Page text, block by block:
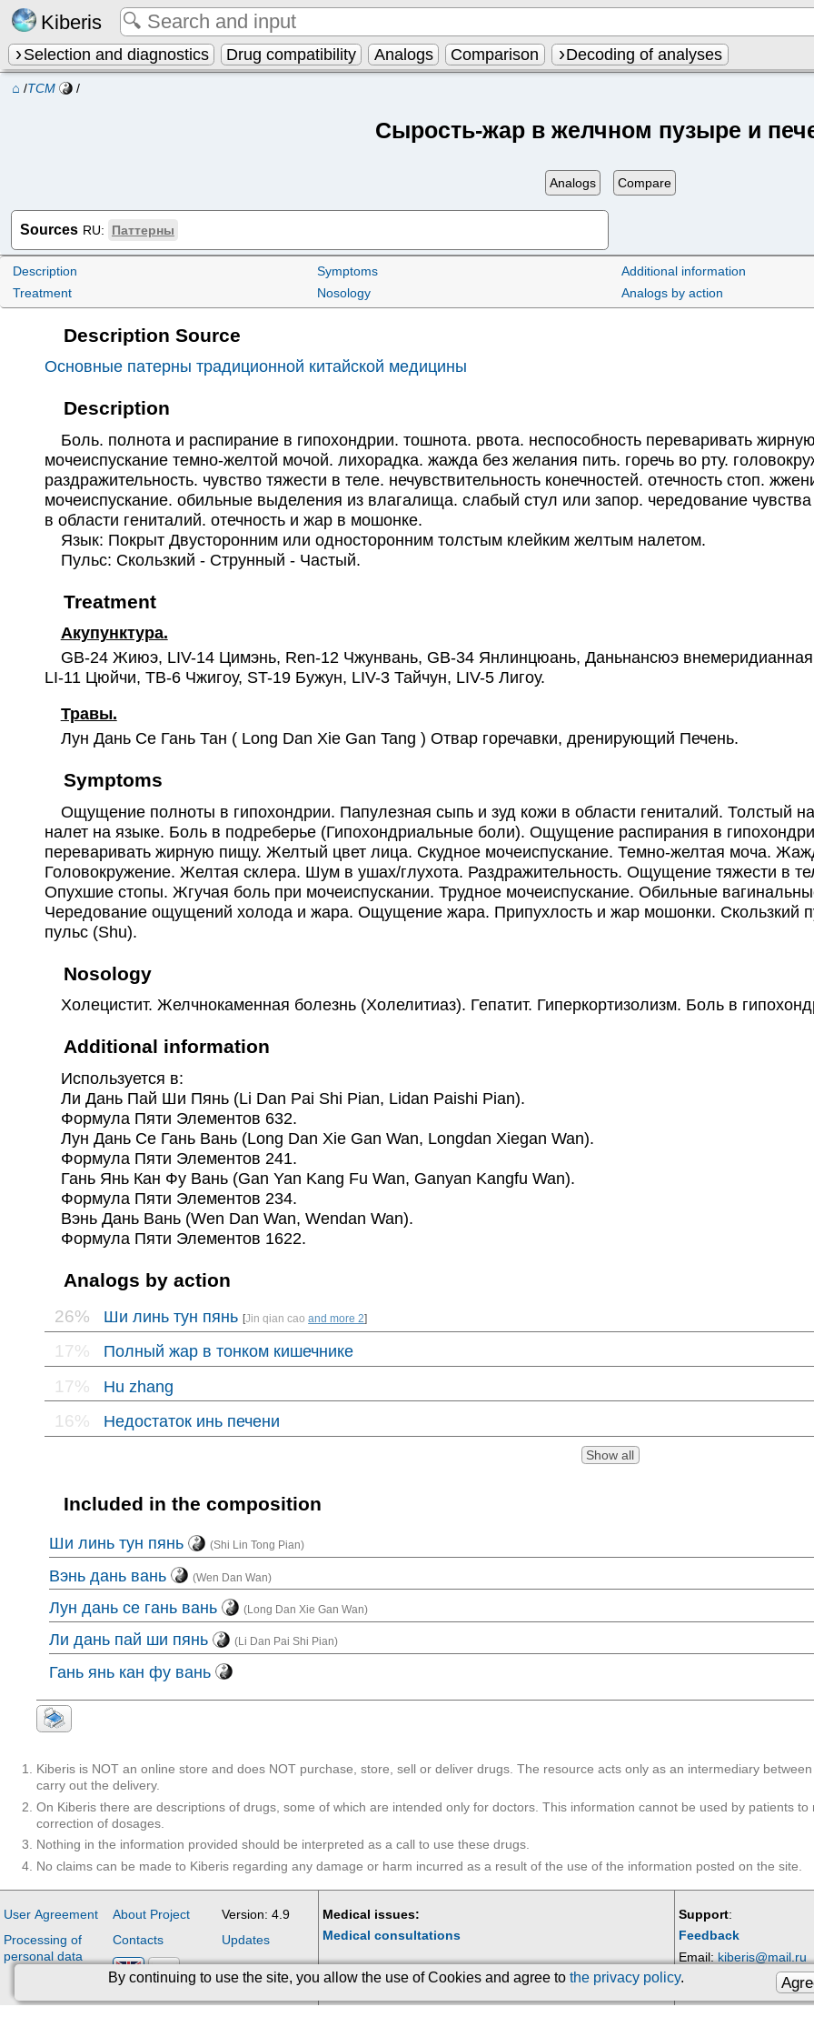
Kiberis
Selection and diagnostics Drug compatibility Analogs Comparison Decoding of analyses
By continuing to use the site, you allow the use of Cookies and agree to the privacy policy.
⌂ /TCM /
Сырость-жар в желчном пузыре и
Analogs Compare
Sources RU: Паттерны
Description
Treatment
Symptoms
Nosology
Additional information
Analogs by action
Description Source
Основные патерны традиционной китайской медицины
Description
Боль. полнота и распирание в гипохондрии. тошнота. рвота. неспособность переваривать
мочеиспускание темно-желтой мочой. лихорадка. жажда без желания пить. горечь во рту.
раздражительность. чувство тяжести в теле. нечувствительность конечностей. отечность стоп.
мочеиспускание. обильные выделения из влагалища. слабый стул или запор. чередование
в области гениталий. отечность и жар в мошонке.
Язык: Покрыт Двусторонним или односторонним толстым клейким желтым налетом.
Пульс: Скользкий - Струнный - Частый.
Treatment
Акупунктура.
GB-24 Жиюэ, LIV-14 Цимэнь, Ren-12 Чжунвань, GB-34 Янлинцюань, Даньнансюэ
LI-11 Цюйчи, TB-6 Чжигоу, ST-19 Бужун, LIV-3 Тайчун, LIV-5 Лигоу.
Травы.
Лун Дань Се Гань Тан ( Long Dan Xie Gan Tang ) Отвар горечавки, дренирующий Печень.
Symptoms
Ощущение полноты в гипохондрии. Папулезная сыпь и зуд кожи в области гениталий. Толстый
налет на языке. Боль в подреберье (Гипохондриальные боли). Ощущение распирания в
переваривать жирную пищу. Желтый цвет лица. Скудное мочеиспускание. Темно-желтая моча.
Головокружение. Желтая склера. Шум в ушах/глухота. Раздражительность. Ощущение тяжести в
Опухшие стопы. Жгучая боль при мочеиспускании. Трудное мочеиспускание. Обильные
Чередование ощущений холода и жара. Ощущение жара. Припухлость и жар мошонки. Скользкий
пульс (Shu).
Nosology
Холецистит. Желчнокаменная болезнь (Холелитиаз). Гепатит. Гиперкортизолизм. Боль в
Additional information
Используется в:
Ли Дань Пай Ши Пянь (Li Dan Pai Shi Pian, Lidan Paishi Pian).
Формула Пяти Элементов 632.
Лун Дань Се Гань Вань (Long Dan Xie Gan Wan, Longdan Xiegan Wan).
Формула Пяти Элементов 241.
Гань Янь Кан Фу Вань (Gan Yan Kang Fu Wan, Ganyan Kangfu Wan).
Формула Пяти Элементов 234.
Вэнь Дань Вань (Wen Dan Wan, Wendan Wan).
Формула Пяти Элементов 1622.
Analogs by action
26% Ши линь тун пянь [Jin qian cao and more 2]
17% Полный жар в тонком кишечнике
17% Hu zhang
16% Недостаток инь печени
Show all
Included in the composition
Ши линь тун пянь (Shi Lin Tong Pian)
Вэнь дань вань (Wen Dan Wan)
Лун дань се гань вань (Long Dan Xie Gan Wan)
Ли дань пай ши пянь (Li Dan Pai Shi Pian)
Гань янь кан фу вань
Kiberis is NOT an online store and does NOT purchase, store, sell or deliver drugs. The resource acts only as an intermediary
carry out the delivery.
On Kiberis there are descriptions of drugs, some of which are intended only for doctors. This information cannot be used by patients
correction of dosages.
Nothing in the information provided should be interpreted as a call to use these drugs.
No claims can be made to Kiberis regarding any damage or harm incurred as a result of the use of the information posted on the site.
User Agreement
Processing of
personal data
About Project
Contacts
Version: 4.9
Updates
Medical issues:
Medical consultations
Support:
Feedback
Email:kiberis@mail.ru